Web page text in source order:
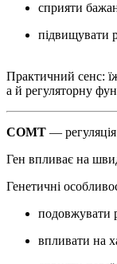
сприяти
підвищувати
Практичний сенс:
а й регуляторну
COMT — регуляція
Ген впливає на
Генетичні
подовжувати
впливати на